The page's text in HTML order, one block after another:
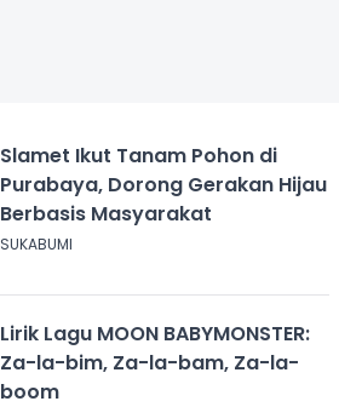
Slamet Ikut Tanam Pohon di
Purabaya, Dorong Gerakan Hijau
Berbasis Masyarakat
SUKABUMI
Lirik Lagu MOON BABYMONSTER:
Za-la-bim, Za-la-bam, Za-la-
boom